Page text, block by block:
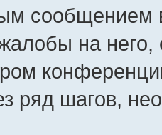
сообщением
на
ряд шагов,